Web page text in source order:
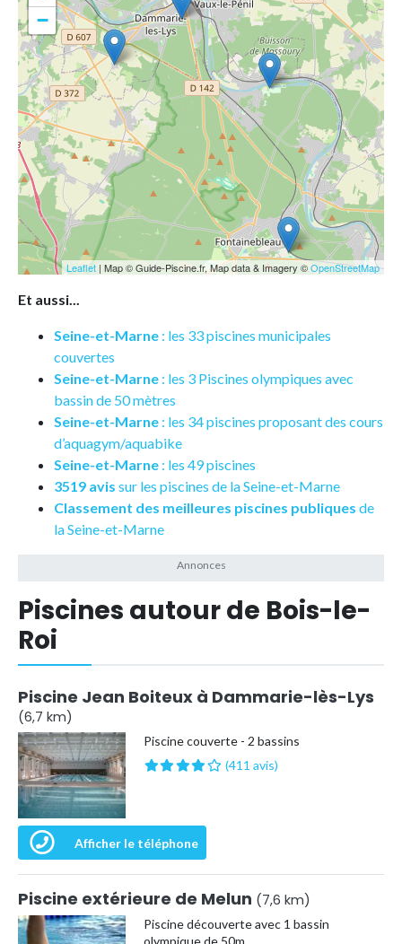
−
Leaflet | Map © Guide-Piscine.fr, Map data & Imagery ©OpenStreetMap
Et aussi...
Seine-et-Marne : les 33 piscines municipales
couvertes
Seine-et-Marne : les 3 Piscines olympiques avec
bassin de 50 mètres
Seine-et-Marne : les 34 piscines proposant des cours
d’aquagym/aquabike
Seine-et-Marne : les 49 piscines
3519 avis sur les piscines de la Seine-et-Marne
Classement des meilleures piscines publiques de
la Seine-et-Marne
Piscines autour de Bois-le-
Roi
Piscine Jean Boiteux à Dammarie-lès-Lys
(6,7 km)
Piscine couverte - 2 bassins
(411 avis)
Afficher le téléphone
Piscine extérieure de Melun (7,6 km)
Piscine découverte avec 1 bassin
olympique de 50m